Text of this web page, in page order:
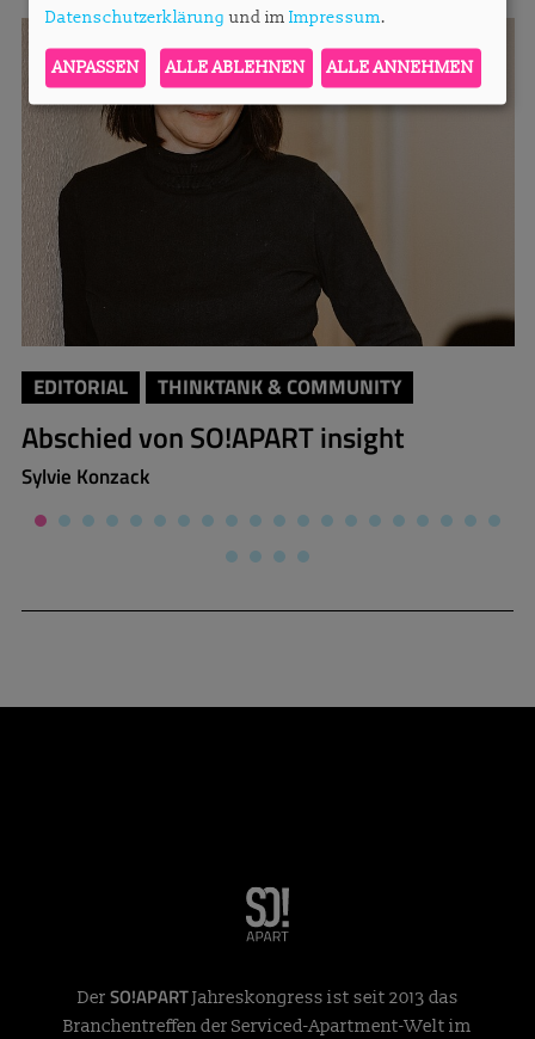
EDITORIAL THINKTANK & COMMUNITY
Abschied von SO!APART insight
Sylvie Konzack
Der SO!APARTJahreskongress ist seit 2013 das
Branchentreffen der Serviced-Apartment-Welt im
Datenschutzerklärung und im Impressum.
ANPASSEN ALLE ABLEHNEN ALLE ANNEHMEN